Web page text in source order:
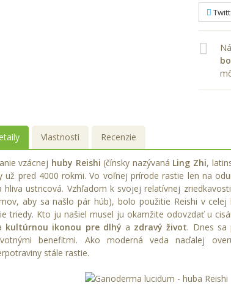
Vlastnosti Recenzie
vzácnej huby Reishi (čínsky nazývaná Ling Zhi,
už pred 4000 rokmi. Vo voľnej prírode rastie len na
hliva ustricová. Vzhľadom k svojej relatívnej
aby sa našlo pár húb), bolo použitie Reishi v
triedy. Kto ju našiel musel ju okamžite odovzdať u
kultúrnou ikonou pre dlhý a zdravý život. Dnes sa
benefitmi. Ako moderná veda naďalej
stále rastie.